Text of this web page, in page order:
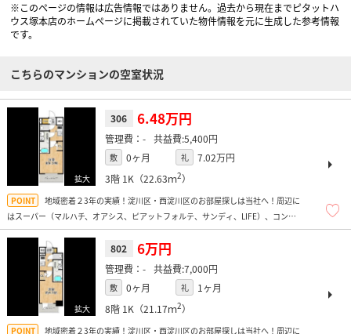
※このページの情報は広告情報ではありません。過去から現在までピタットハ
ウス塚本店のホームぺージに掲載されていた物件情報を元に生成した参考情報
です。
こちらのマンションの空室状況
306 6.48万円
- 5,400円
敷 0ヶ月 礼
7.02万円
3階 1K（22.63ｍ2）
地域密着２3年の実績！淀川区・西淀川区のお部屋探しは当社へ！周辺に
はスーパー（マルハチ、オアシス、ピアットフォルテ、サンディ、LIFE）、コンビ
ニ多数、ドラッグストア、飲食店多数、コンビニ多数、ほか弁多数あり便利です
よ！
802 6万円
- 7,000円
敷 0ヶ月 礼
1ヶ月
8階 1K（21.17ｍ2）
地域密着２3年の実績！淀川区・西淀川区のお部屋探しは当社へ！周辺に